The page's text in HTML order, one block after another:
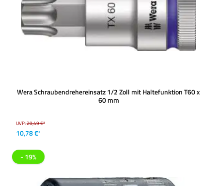
Wera Schraubendrehereinsatz 1/2 Zoll mit Haltefunktion T60 x
60 mm
UVP:20,49 €*
10,78 €*
- 19%